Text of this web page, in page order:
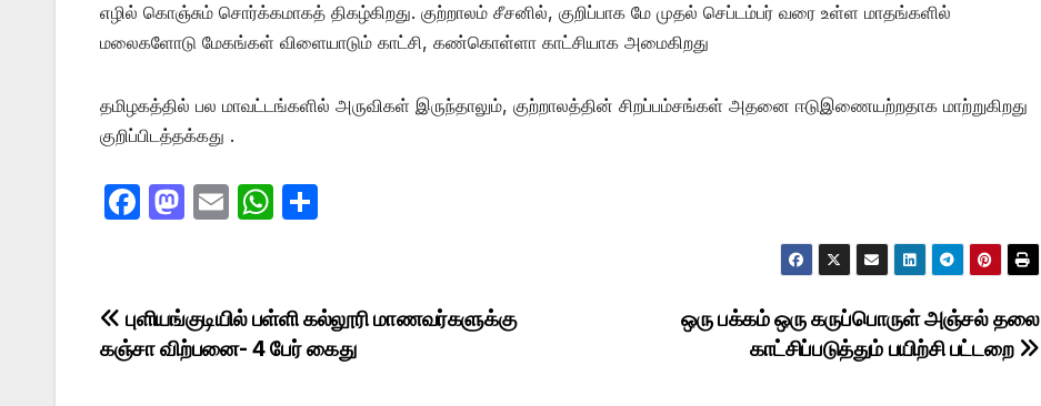
எழில் கொஞ்சும் சொர்க்கமாகத் திகழ்கிறது. குற்றாலம் சீசனில், குறிப்பாக மே முதல் செப்டம்பர் வரை உள்ள மாதங்களில்
மலைகளோடு மேகங்கள் விளையாடும் காட்சி, கண்கொள்ளா காட்சியாக அமைகிறது
தமிழகத்தில் பல மாவட்டங்களில் அருவிகள் இருந்தாலும், குற்றாலத்தின் சிறப்பம்சங்கள் அதனை ஈடுஇணையற்றதாக மாற்றுகிறது
குறிப்பிடத்தக்கது .
F
e
b
M
o
d
E
W
s
A
e
Post
navigation
ஒரு பக்கம் ஒரு கருப்பொருள் அஞ்சல் தலை
காட்சிப்படுத்தும் பயிற்சி பட்டறை
புளியங்குடியில் பள்ளி கல்லூரி மாணவர்களுக்கு
கஞ்சா விற்பனை- 4 பேர் கைது